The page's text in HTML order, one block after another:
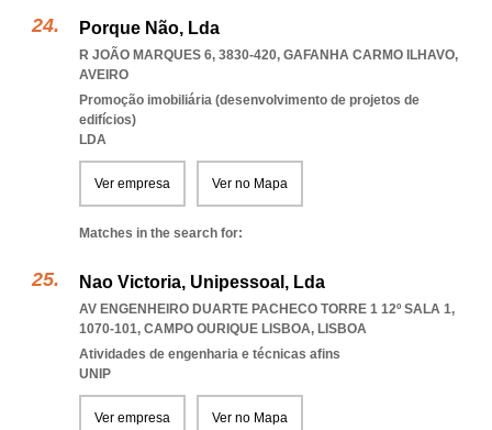
Porque Não, Lda
R JOÃO MARQUES 6, 3830-420, GAFANHA CARMO ILHAVO,
AVEIRO
Promoção imobiliária (desenvolvimento de projetos de
edifícios)
LDA
Ver empresa Ver no Mapa
Matches in the search for:
Nao Victoria, Unipessoal, Lda
AV ENGENHEIRO DUARTE PACHECO TORRE 1 12º SALA 1,
1070-101, CAMPO OURIQUE LISBOA, LISBOA
Atividades de engenharia e técnicas afins
UNIP
Ver empresa Ver no Mapa